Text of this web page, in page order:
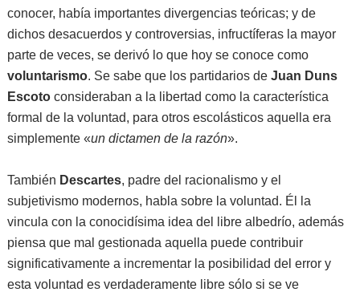
conocer, había importantes divergencias teóricas; y de
dichos desacuerdos y controversias, infructíferas la mayor
parte de veces, se derivó lo que hoy se conoce como
voluntarismo. Se sabe que los partidarios de Juan Duns
Escotoconsideraban a la libertad como la característica
formal de la voluntad, para otros escolásticos aquella era
simplemente «un dictamen de la razón».
También Descartes, padre del racionalismo y el
subjetivismo modernos, habla sobre la voluntad. Él la
vincula con la conocidísima idea del libre albedrío, además
piensa que mal gestionada aquella puede contribuir
significativamente a incrementar la posibilidad del error y
esta voluntad es verdaderamente libre sólo si se ve